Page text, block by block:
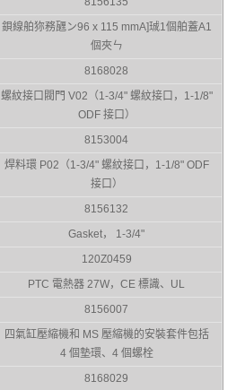
鋇線舶狝務甅ン96 x 115 mmA]珹1個舶蓋A1
個夾ㄣ
8168028
螺紋接口閥門 V02（1-3/4" 螺紋接口，1-1/8"
ODF 接口）
8153004
焊料環 P02（1-3/4" 螺紋接口，1-1/8" ODF
接口）
8156132
Gasket， 1-3/4"
120Z0459
PTC 電熱器 27W，CE 標識、UL
8156007
四氣缸壓縮機和 MS 壓縮機的安裝套件包括
4 個墊環、4 個螺栓
8168029